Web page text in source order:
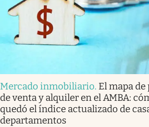
Mercado inmobiliario. El mapa de
de venta y alquiler en el AMBA:
quedó el índice actualizado de
departamentos